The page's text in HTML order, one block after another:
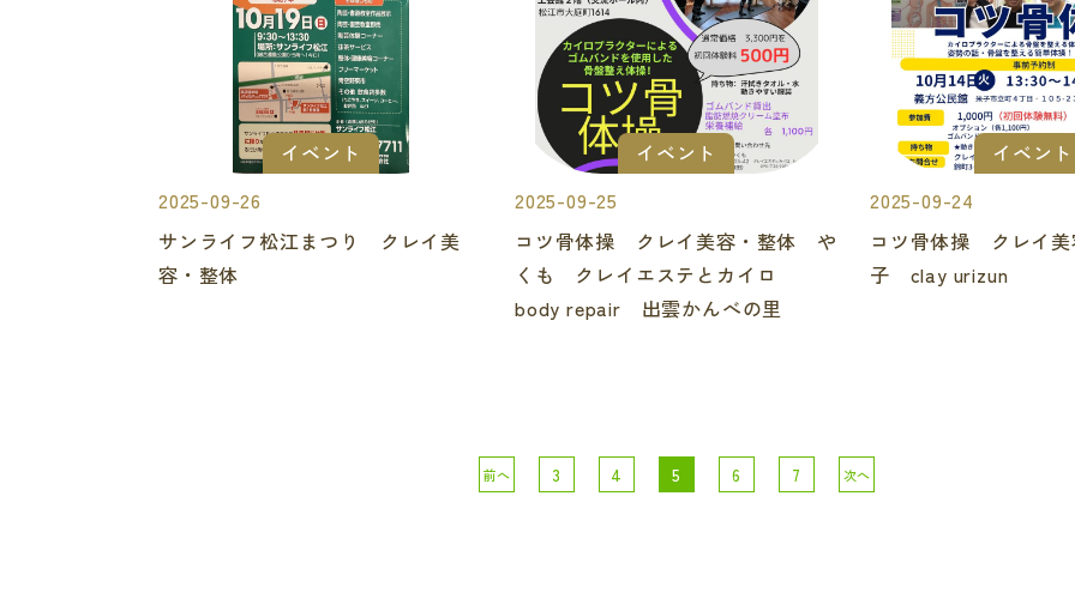
イベント
2025-09-26
サンライフ松江まつり クレイ美
容・整体
イベント
2025-09-25
コツ骨体操 クレイ美容・整体 や
くも クレイエステとカイロ
body repair 出雲かんべの里
イベント
2025-09-24
コツ骨体操 クレイ
子 clay urizun
前へ 3 4 5 6 7 次へ